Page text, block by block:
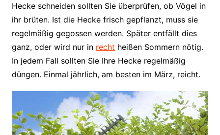
Hecke schneiden sollten Sie überprüfen, ob Vögel in
ihr brüten. Ist die Hecke frisch gepflanzt, muss sie
regelmäßig gegossen werden. Später entfällt dies
ganz, oder wird nur in recht heißen Sommern nötig.
In jedem Fall sollten Sie Ihre Hecke regelmäßig
düngen. Einmal jährlich, am besten im März, reicht.